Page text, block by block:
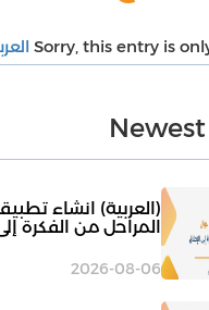
Sorry, this entry is
(العربية) انشاء
المراحل من الفكرة
2026-08-06